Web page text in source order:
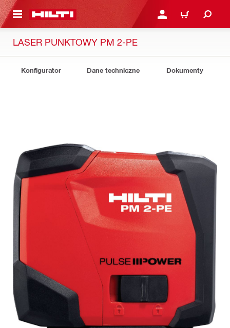
GŁÓWNEJ ZALOGUJ SIĘ LUB
KOSZYK
LASER PUNKTOWY PM 2-PE
Konfigurator Dane techniczne Dokumenty